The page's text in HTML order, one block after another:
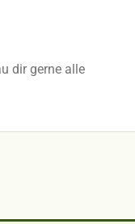
dir gerne alle